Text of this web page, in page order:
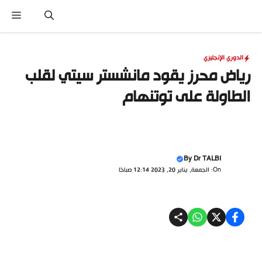
المحتوى
الدوري الإنجليزي
رياض محرز يقود مانشستر سيتي لقلب
الطاولة على توتنهام
ByDr TALBI
On: الجمعة, يناير 20, 2023 12:14 صباحًا